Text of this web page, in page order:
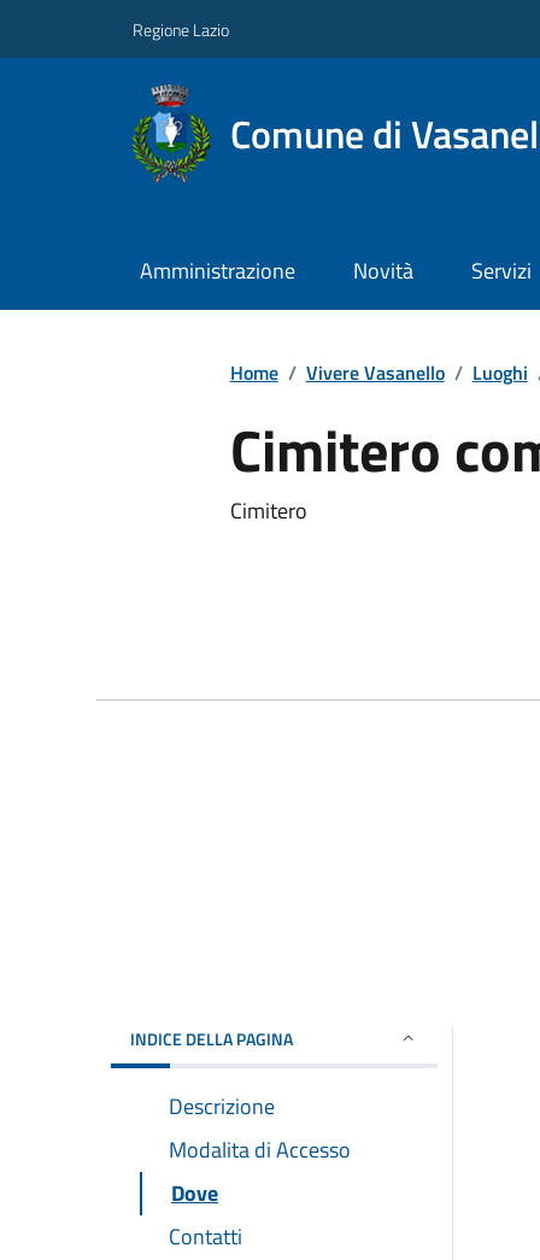
Regione Lazio
Comune di
Amministrazione Novità Servizi
Home / Vivere Vasanello / Luoghi
Cimitero
Cimitero
INDICE DELLA PAGINA
Descrizione
Modalita di Accesso
Dove
Contatti